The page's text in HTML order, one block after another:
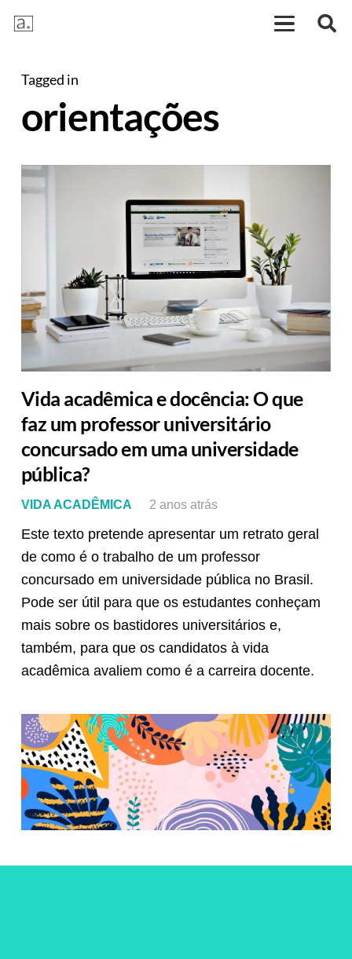
Tagged in
orientações
Vida acadêmica e docência: O que
faz um professor universitário
concursado em uma universidade
pública?
VIDA ACADÊMICA 2 anos atrás
Este texto pretende apresentar um retrato geral
de como é o trabalho de um professor
concursado em universidade pública no Brasil.
Pode ser útil para que os estudantes conheçam
mais sobre os bastidores universitários e,
também, para que os candidatos à vida
acadêmica avaliem como é a carreira docente.